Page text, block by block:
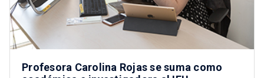
Profesora Carolina Rojas se suma como